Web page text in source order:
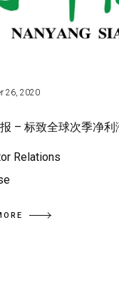
26, 2020
– 标致全球次季净利
Relations